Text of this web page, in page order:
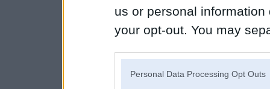
us or personal
your opt-out. You may
Personal Data Processing Opt Outs